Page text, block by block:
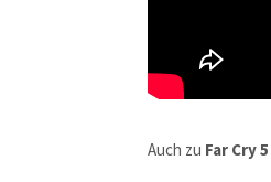
Auch zu Far Cry 5